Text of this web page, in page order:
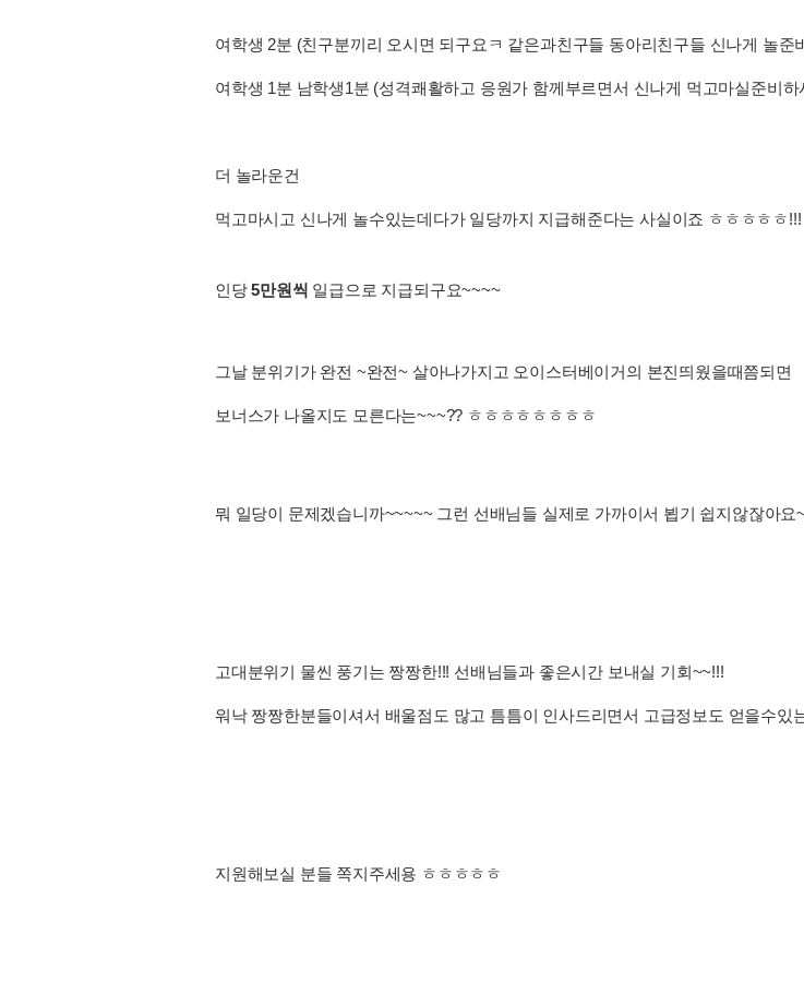
여학생 2분 (친구분끼리 오시면 되구요ㅋ 같은과친구들 동아리친구들 신나게 놀
여학생 1분 남학생1분 (성격쾌활하고 응원가 함께부르면서 신나게 먹고마실준비
더 놀라운건
먹고마시고 신나게 놀수있는데다가 일당까지 지급해준다는 사실이죠 ㅎㅎㅎㅎㅎ!!!
인당5만원씩 일급으로 지급되구요~~~~
그날 분위기가 완전 ~완전~ 살아나가지고 오이스터베이거의 본진띄웠을때쯤되면
보너스가 나올지도 모른다는~~~?? ㅎㅎㅎㅎㅎㅎㅎㅎ
뭐 일당이 문제겠습니까~~~~~ 그런 선배님들 실제로 가까이서 뵙기 쉽지않잖아요
고대분위기 물씬 풍기는 짱짱한!!! 선배님들과 좋은시간 보내실 기회~~!!!
워낙 짱짱한분들이셔서 배울점도 많고 틈틈이 인사드리면서 고급정보도 얻을수있
지원해보실 분들 쪽지주세용 ㅎㅎㅎㅎㅎ